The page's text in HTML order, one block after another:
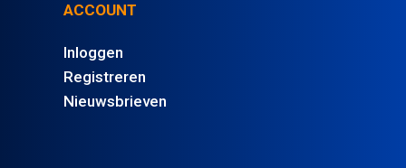
ACCOUNT
Inloggen
Registreren
Nieuwsbrieven